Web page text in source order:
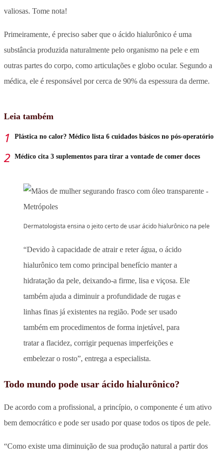
valiosas. Tome nota!
Primeiramente, é preciso saber que o ácido hialurônico é uma
substância produzida naturalmente pelo organismo na pele e em
outras partes do corpo, como articulações e globo ocular. Segundo a
médica, ele é responsável por cerca de 90% da espessura da derme.
Leia também
Plástica no calor? Médico lista 6 cuidados básicos no pós-operatório
Médico cita 3 suplementos para tirar a vontade de comer doces
Dermatologista ensina o jeito certo de usar ácido hialurônico na pele
“Devido à capacidade de atrair e reter água, o ácido
hialurônico tem como principal benefício manter a
hidratação da pele, deixando-a firme, lisa e viçosa. Ele
também ajuda a diminuir a profundidade de rugas e
linhas finas já existentes na região. Pode ser usado
também em procedimentos de forma injetável, para
tratar a flacidez, corrigir pequenas imperfeições e
embelezar o rosto”, entrega a especialista.
Todo mundo pode usar ácido hialurônico?
De acordo com a profissional, a princípio, o componente é um ativo
bem democrático e pode ser usado por quase todos os tipos de pele.
“Como existe uma diminuição de sua produção natural a partir dos